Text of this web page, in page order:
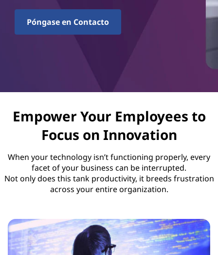
r
Póngase en Contacto
Empower Your Employees to
Focus on Innovation
When your technology isn’t functioning properly, every
facet of your business can be interrupted.
Not only does this tank productivity, it breeds frustration
across your entire organization.